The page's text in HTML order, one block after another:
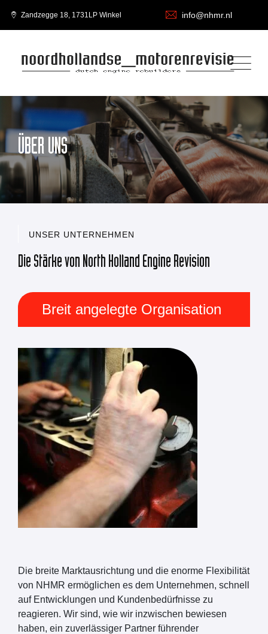
Zandzegge 18, 1731LP Winkel info@nhmr.nl
ÜBER UNS
UNSER UNTERNEHMEN
Die Stärke von North Holland Engine Revision
Breit angelegte Organisation
Die breite Marktausrichtung und die enorme Flexibilität
von NHMR ermöglichen es dem Unternehmen, schnell
auf Entwicklungen und Kundenbedürfnisse zu
reagieren. Wir sind, wie wir inzwischen bewiesen
haben, ein zuverlässiger Partner führender